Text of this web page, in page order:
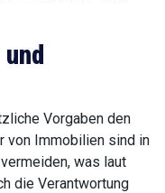
Vorgaben den
von Immobilien sind in
was laut
die Verantwortung